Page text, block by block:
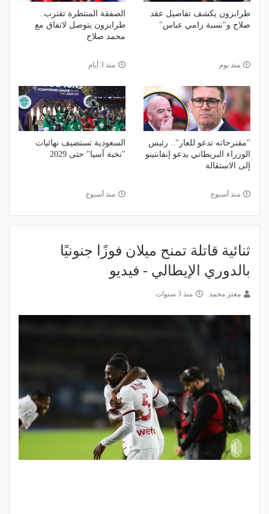
طرابزون يكشف تفاصيل عقد
صلاح و"نسبة رامي عباس"
منذ يوم
الصفقة المنتظرة تقترب..
طرابزون يتوصل لاتفاق مع
محمد صلاح
منذ 3 أيام
"مقترحاته تدعو للعار".. رئيس
الوزراء البريطاني يدعو إنفانتينو
إلى الاستقالة
منذ أسبوع
السعودية تستضيف نهائيات
"نخبة آسيا" حتى 2029
منذ أسبوع
ثنائية قاتلة تمنح ميلان فوزًا جنونيًا
بالدوري الإيطالي - فيديو
معتز محمد منذ 3 سنوات